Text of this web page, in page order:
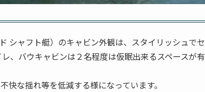
シャフト艇）のキャビン外観は、スタイリッシュでセ
、バウキャビンは２名程度は仮眠出来るスペースが有
快な揺れ等を低減する様になっています。